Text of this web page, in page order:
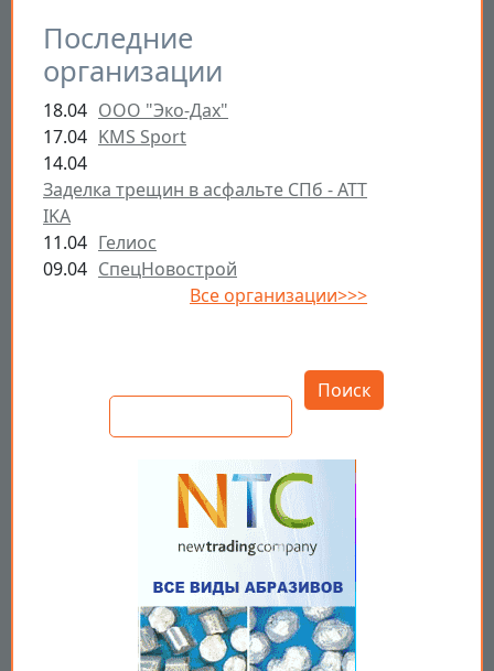
Последние
организации
18.04 ООО "Эко-Дах"
17.04 KMS Sport
14.04
Заделка трещин в асфальте СПб - ATT
IKA
11.04 Гелиос
09.04 СпецНовострой
Все организации>>>